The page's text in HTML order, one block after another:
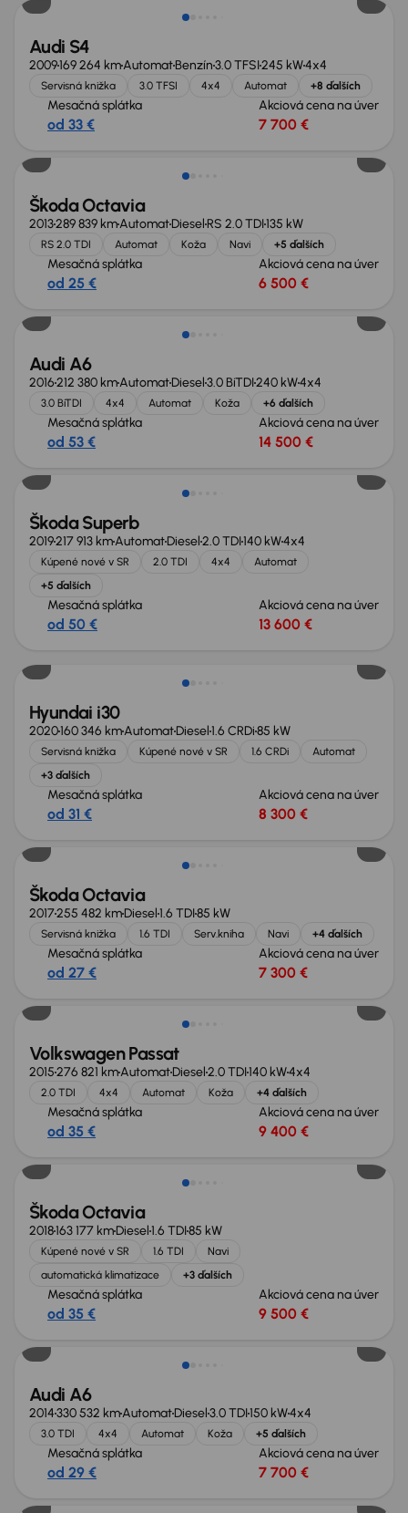
Audi S4
2009169 264 kmAutomatBenzín3.0 TFSI245 kW4x4
Servisná knižka 3.0 TFSI 4x4 Automat +8 ďalších
Mesačná splátka
od 33 €
Akciová cena na úver
7 700 €
Škoda Octavia
2013289 839 kmAutomatDiesel RS 2.0 TDI135 kW
RS 2.0 TDI Automat Koža Navi +5 ďalších
Mesačná splátka
od 25 €
Akciová cena na úver
6 500 €
Audi A6
2016212 380 kmAutomatDiesel3.0 BiTDI240 kW4x4
3.0 BiTDI 4x4 Automat Koža +6 ďalších
Mesačná splátka
od 53 €
Akciová cena na úver
14 500 €
Zlacnené o 1 900 €
Škoda Superb
2019217 913 kmAutomatDiesel2.0 TDI140 kW4x4
Kúpené nové v SR 2.0 TDI 4x4
Automat
+5 ďalších
Mesačná splátka
od 50 €
Akciová cena na úver
13 600 €
Hyundai i30
2020160 346 kmAutomatDiesel1.6 CRDi85 kW
Servisná knižka Kúpené nové v SR 1.6 CRDi
Automat
+3 ďalších
Mesačná splátka
od 31 €
Akciová cena na úver
8 300 €
Zlacnené o 700 €
Škoda Octavia
2017255 482 kmDiesel1.6 TDI85 kW
Servisná knižka 1.6 TDI Serv.kniha Navi +4 ďalších
Mesačná splátka
od 27 €
Akciová cena na úver
7 300 €
Zlacnené o 700 €
Volkswagen Passat
2015276 821 kmAutomatDiesel2.0 TDI140 kW4x4
2.0 TDI 4x4 Automat Koža +4 ďalších
Mesačná splátka
od 35 €
Akciová cena na úver
9 400 €
Zlacnené o 900 €
Škoda Octavia
2018163 177 kmDiesel1.6 TDI85 kW
Kúpené nové v SR 1.6 TDI
Navi
automatická klimatizace
+3 ďalších
Mesačná splátka
od 35 €
Akciová cena na úver
9 500 €
Zlacnené o 600 €
Audi A6
2014330 532 kmAutomatDiesel3.0 TDI150 kW4x4
3.0 TDI 4x4 Automat Koža +5 ďalších
Mesačná splátka
od 29 €
Akciová cena na úver
7 700 €